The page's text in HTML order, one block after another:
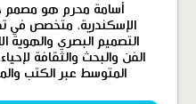
أسامة محرم هو مصمم
الإسكندرية، متخصص في
التصميم البصري والهوية
الفن والبحث والثقافة
المتوسط عبر الكتب